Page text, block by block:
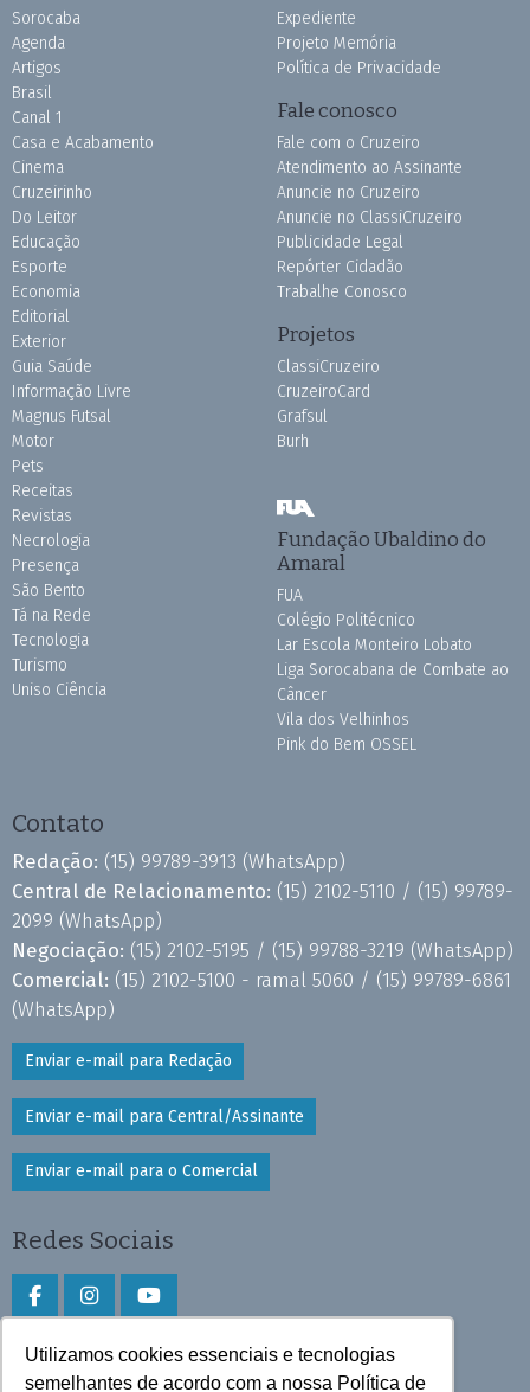
Utilizamos cookies essenciais e tecnologias
semelhantes de acordo com a nossa Política de
Sorocaba
Agenda
Artigos
Brasil
Canal 1
Casa e Acabamento
Cinema
Cruzeirinho
Do Leitor
Educação
Esporte
Economia
Editorial
Exterior
Guia Saúde
Informação Livre
Magnus Futsal
Motor
Pets
Receitas
Revistas
Necrologia
Presença
São Bento
Tá na Rede
Tecnologia
Turismo
Uniso Ciência
Expediente
Projeto Memória
Política de Privacidade
Fale conosco
Fale com o Cruzeiro
Atendimento ao Assinante
Anuncie no Cruzeiro
Anuncie no ClassiCruzeiro
Publicidade Legal
Repórter Cidadão
Trabalhe Conosco
Projetos
ClassiCruzeiro
CruzeiroCard
Grafsul
Burh
Fundação Ubaldino do
Amaral
FUA
Colégio Politécnico
Lar Escola Monteiro Lobato
Liga Sorocabana de Combate ao
Câncer
Vila dos Velhinhos
Pink do Bem OSSEL
Contato
Redação: (15) 99789-3913 (WhatsApp)
Central de Relacionamento: (15) 2102-5110 / (15) 99789-
2099 (WhatsApp)
Negociação: (15) 2102-5195 / (15) 99788-3219 (WhatsApp)
Comercial: (15) 2102-5100 - ramal 5060 / (15) 99789-6861
(WhatsApp)
Enviar e-mail para Redação
Enviar e-mail para Central/Assinante
Enviar e-mail para o Comercial
Redes Sociais
Faça download do aplicativo